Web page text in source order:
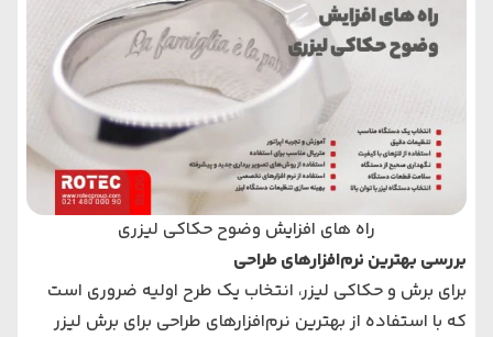
راه های افزایش وضوح حکاکی لیزری
بررسی بهترین نرم‌افزارهای طراحی
برای برش و حکاکی لیزر، انتخاب یک طرح اولیه ضروری است
که با استفاده از بهترین نرم‌افزارهای طراحی برای برش لیزر